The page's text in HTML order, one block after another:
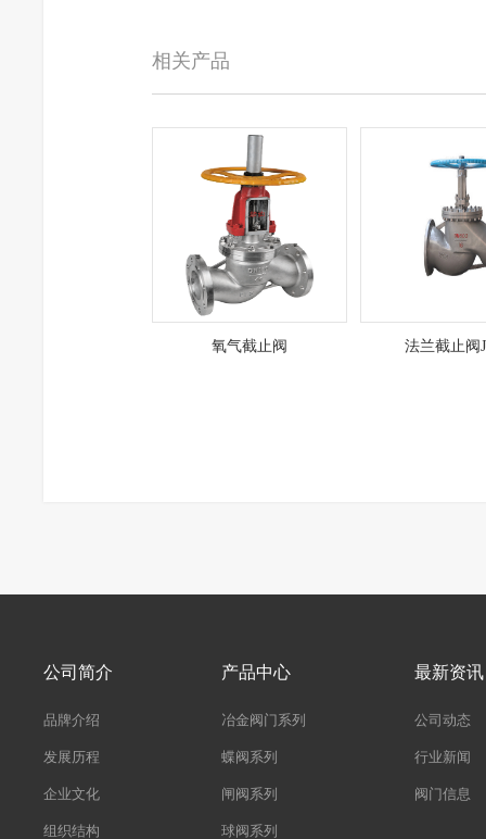
相关产品
氧气截止阀 法兰截止阀
公司简介
品牌介绍
发展历程
企业文化
组织结构
产品中心
冶金阀门系列
蝶阀系列
闸阀系列
球阀系列
最新资讯
公司动态
行业新闻
阀门信息